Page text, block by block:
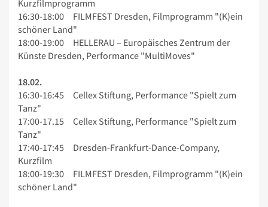
Kurzfilmprogramm
16:30-18:00 FILMFEST Dresden, Filmprogramm "(K)ein
schöner Land"
18:00-19:00 HELLERAU – Europäisches Zentrum der
Künste Dresden, Performance "MultiMoves"
18.02.
16:30-16:45 Cellex Stiftung, Performance "Spielt zum
Tanz"
17:00-17.15 Cellex Stiftung, Performance "Spielt zum
Tanz"
17:40-17:45 Dresden-Frankfurt-Dance-Company,
Kurzfilm
18:00-19:30 FILMFEST Dresden, Filmprogramm "(K)ein
schöner Land"